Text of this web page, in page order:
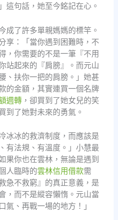
這句話，她至今銘記在心。
成了許多單親媽媽的標竿。
享：「當你遇到困難時，不
，你需要的不是一筆『不用
站起來的『肩膀』。而元山
、扶你一把的肩膀。」她甚
的金額，其實連買一個名牌
週轉，卻買到了她女兒的笑
到了她對未來的勇氣。
冰冰的救濟制度，而應該是
有法規、有溫度。」小慧最
果你也在雲林，無論是遇到
人臨時的雲林信用借款需
急不救窮』的真正意義，是
，而不是縱容懶惰。元山當
氣、再戰一場的地方！」